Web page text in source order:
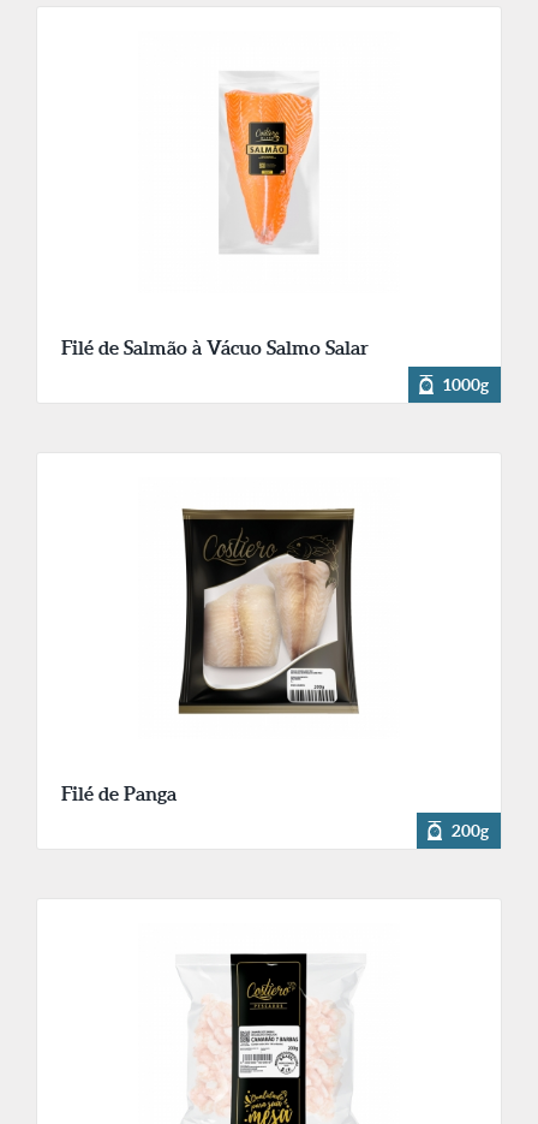
Filé de Salmão à Vácuo Salmo Salar
1000g
Filé de Panga
200g